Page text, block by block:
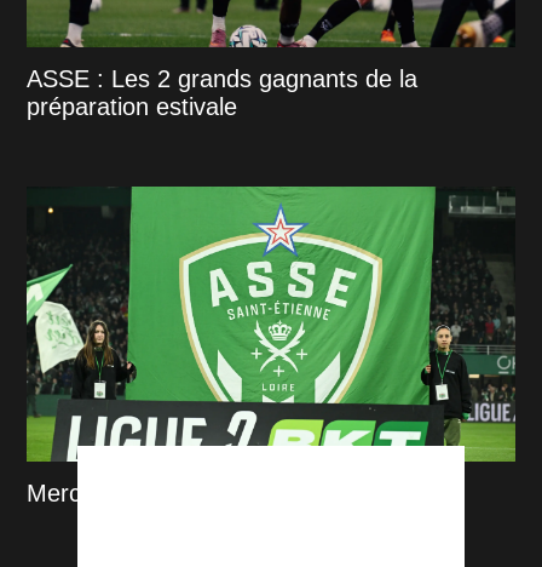
ASSE : Les 2 grands gagnants de la
préparation estivale
Mercato : Tamar Svetlin, l'analyse DATA